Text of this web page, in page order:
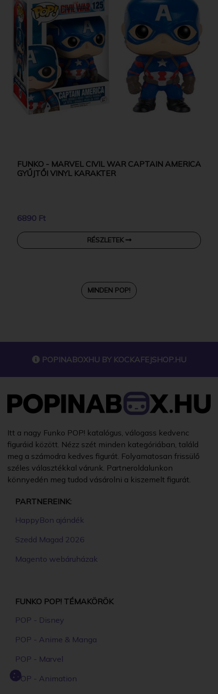
FUNKO - MARVEL CIVIL WAR CAPTAIN AMERICA
GYŰJTŐI VINYL KARAKTER
6890 Ft
RÉSZLETEK
MINDEN POP!
POPINABOXHU BY KOCKAFEJSHOP.HU
Itt a nagy Funko POP! katalógus, válogass kedvenc
figuráid között. Nézz szét minden kategóriában, találd
meg a számodra kedves figurát. Folyamatosan frissülő
széles választékkal várunk. Partneroldalunkon
könnyedén meg tudod vásárolni a kiszemelt figurát.
PARTNEREINK:
HappyBon ajándék
Szedd Magad 2026
Magento webáruházak
FUNKO POP! TÉMAKÖRÖK
POP - Disney
POP - Anime & Manga
POP - Marvel
POP - Animation